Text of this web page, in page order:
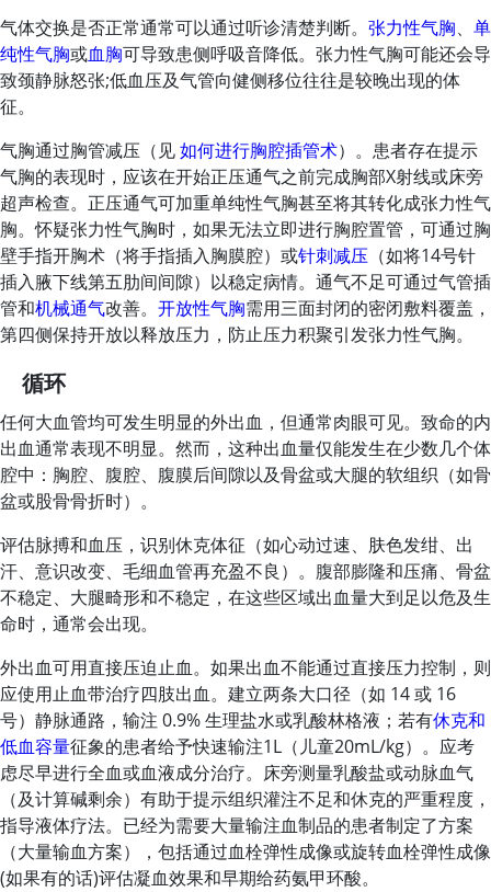
气体交换是否正常通常可以通过听诊清楚判断。 张力性气胸、 单
纯性气胸或血胸可导致患侧呼吸音降低。张力性气胸可能还会导
致颈静脉怒张;低血压及气管向健侧移位往往是较晚出现的体
征。
气胸通过胸管减压（见如何进行胸腔插管术）。患者存在提示
气胸的表现时，应该在开始正压通气之前完成胸部X射线或床旁
超声检查。正压通气可加重单纯性气胸甚至将其转化成张力性气
胸。怀疑张力性气胸时，如果无法立即进行胸腔置管，可通过胸
壁手指开胸术（将手指插入胸膜腔）或针刺减压 （如将14号针
插入腋下线第五肋间间隙）以稳定病情。通气不足可通过气管插
管和机械通气改善。 开放性气胸需用三面封闭的密闭敷料覆盖，
第四侧保持开放以释放压力，防止压力积聚引发张力性气胸。
循环
任何大血管均可发生明显的外出血，但通常肉眼可见。致命的内
出血通常表现不明显。然而，这种出血量仅能发生在少数几个体
腔中：胸腔、腹腔、腹膜后间隙以及骨盆或大腿的软组织（如骨
盆或股骨骨折时）。
评估脉搏和血压，识别休克体征（如心动过速、肤色发绀、出
汗、意识改变、毛细血管再充盈不良）。腹部膨隆和压痛、骨盆
不稳定、大腿畸形和不稳定，在这些区域出血量大到足以危及生
命时，通常会出现。
外出血可用直接压迫止血。如果出血不能通过直接压力控制，则
应使用止血带治疗四肢出血。建立两条大口径（如 14 或 16
号）静脉通路，输注 0.9% 生理盐水或乳酸林格液；若有休克和
低血容量征象的患者给予快速输注1L（儿童20mL/kg）。应考
虑尽早进行全血或血液成分治疗。床旁测量乳酸盐或动脉血气
（及计算碱剩余）有助于提示组织灌注不足和休克的严重程度，
指导液体疗法。已经为需要大量输注血制品的患者制定了方案
（大量输血方案），包括通过血栓弹性成像或旋转血栓弹性成像
(如果有的话)评估凝血效果和早期给药氨甲环酸。